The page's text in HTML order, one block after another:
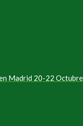
Madrid 20-22